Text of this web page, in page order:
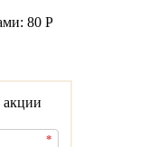
80 Р
акции
*